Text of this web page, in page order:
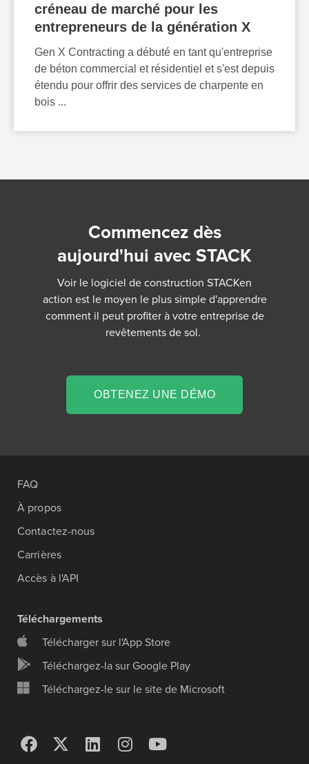
créneau de marché pour les
entrepreneurs de la génération X
Gen X Contracting a débuté en tant qu'entreprise
de béton commercial et résidentiel et s'est depuis
étendu pour offrir des services de charpente en
bois ...
Commencez dès
aujourd'hui avec STACK
Voir le logiciel de construction STACKen
action est le moyen le plus simple d'apprendre
comment il peut profiter à votre entreprise de
revêtements de sol.
OBTENEZ UNE DÉMO
FAQ
À propos
Contactez-nous
Carrières
Accès à l'API
Téléchargements
Télécharger sur l'App Store
Téléchargez-la sur Google Play
Téléchargez-le sur le site de Microsoft